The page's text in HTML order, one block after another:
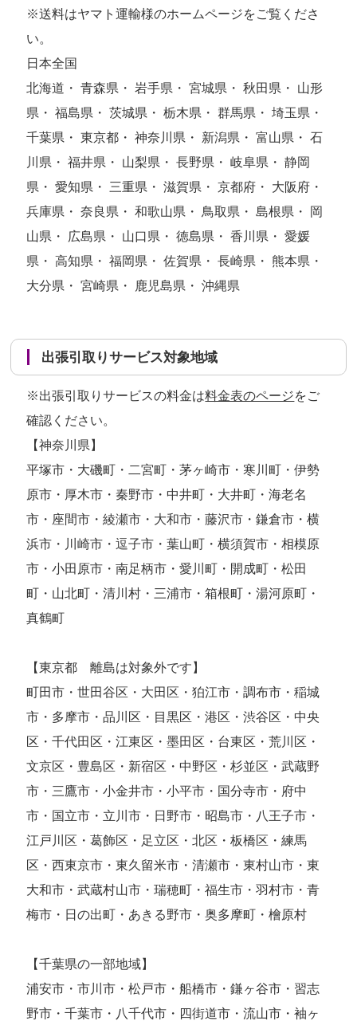
※送料はヤマト運輸様のホームページをご覧くださ
い。
日本全国
北海道・ 青森県・ 岩手県・ 宮城県・ 秋田県・ 山形
県・ 福島県・ 茨城県・ 栃木県・ 群馬県・ 埼玉県・
千葉県・ 東京都・ 神奈川県・ 新潟県・ 富山県・ 石
川県・ 福井県・ 山梨県・ 長野県・ 岐阜県・ 静岡
県・ 愛知県・ 三重県・ 滋賀県・ 京都府・ 大阪府・
兵庫県・ 奈良県・ 和歌山県・ 鳥取県・ 島根県・ 岡
山県・ 広島県・ 山口県・ 徳島県・ 香川県・ 愛媛
県・ 高知県・ 福岡県・ 佐賀県・ 長崎県・ 熊本県・
大分県・ 宮崎県・ 鹿児島県・ 沖縄県
出張引取りサービス対象地域
※出張引取りサービスの料金は料金表のページをご
確認ください。
【神奈川県】
平塚市・大磯町・二宮町・茅ヶ崎市・寒川町・伊勢
原市・厚木市・秦野市・中井町・大井町・海老名
市・座間市・綾瀬市・大和市・藤沢市・鎌倉市・横
浜市・川崎市・逗子市・葉山町・横須賀市・相模原
市・小田原市・南足柄市・愛川町・開成町・松田
町・山北町・清川村・三浦市・箱根町・湯河原町・
真鶴町
【東京都 離島は対象外です】
町田市・世田谷区・大田区・狛江市・調布市・稲城
市・多摩市・品川区・目黒区・港区・渋谷区・中央
区・千代田区・江東区・墨田区・台東区・荒川区・
文京区・豊島区・新宿区・中野区・杉並区・武蔵野
市・三鷹市・小金井市・小平市・国分寺市・府中
市・国立市・立川市・日野市・昭島市・八王子市・
江戸川区・葛飾区・足立区・北区・板橋区・練馬
区・西東京市・東久留米市・清瀬市・東村山市・東
大和市・武蔵村山市・瑞穂町・福生市・羽村市・青
梅市・日の出町・あきる野市・奥多摩町・檜原村
【千葉県の一部地域】
浦安市・市川市・松戸市・船橋市・鎌ヶ谷市・習志
野市・千葉市・八千代市・四街道市・流山市・袖ヶ